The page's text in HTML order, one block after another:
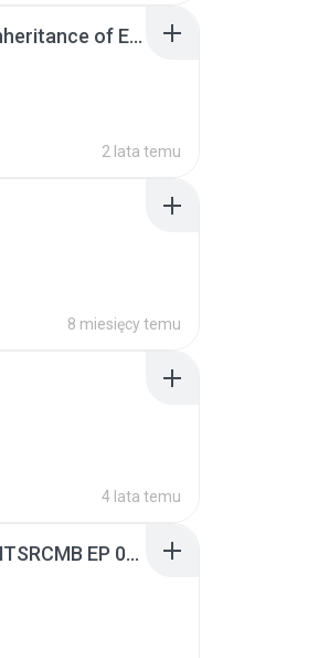
Wrath & Glory - Aeldari - Inheritance of Embers.pdf
2 lata temu
8 miesięcy temu
4 lata temu
[Witanime.com] RKNGMNNTSRCMB EP 06 HD.mp4